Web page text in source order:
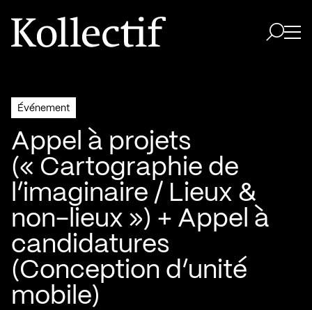
Aller à la page d'accueil
Logo Kollectif
Événement
Appel à projets
(« Cartographie de
l’imaginaire / Lieux &
non-lieux ») + Appel à
candidatures
(Conception d’unité
mobile)